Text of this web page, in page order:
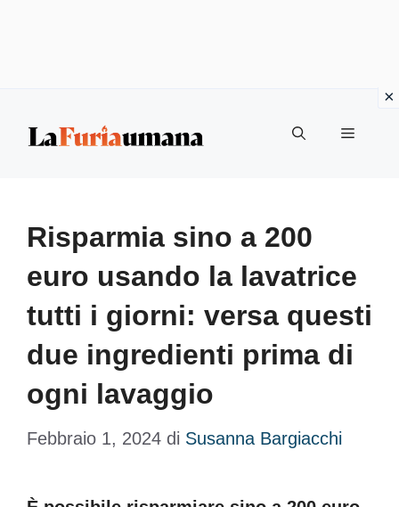
Menu
Risparmia sino a 200
euro usando la lavatrice
tutti i giorni: versa questi
due ingredienti prima di
ogni lavaggio
Febbraio 1, 2024 di Susanna Bargiacchi